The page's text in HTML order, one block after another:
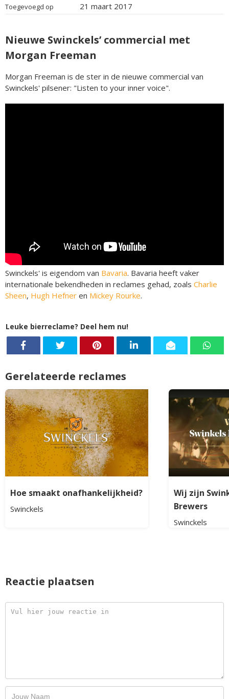
Toegevoegd op 21 maart 2017
Nieuwe Swinckels’ commercial met
Morgan Freeman
Morgan Freeman is de ster in de nieuwe commercial van
Swinckels' pilsener: "Listen to your inner voice".
Swinckels' is eigendom van Bavaria. Bavaria heeft vaker
internationale bekendheden in reclames gehad, zoals Charlie
Sheen, Hugh Hefner en Mickey Rourke.
Leuke bierreclame? Deel hem nu!
Gerelateerde reclames
Hoe smaakt onafhankelijkheid?
Swinckels
Wij zijn
Brewers
Swinckels
Reactie plaatsen